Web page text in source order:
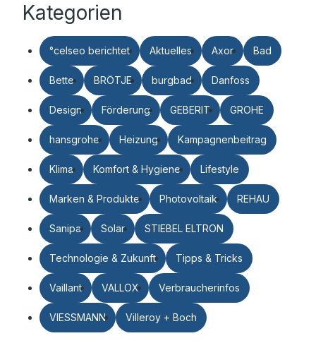
Kategorien
°celseo berichtet Aktuelles Axor Bad
Bette BRÖTJE burgbad Danfoss
Design Förderung GEBERIT GROHE
hansgrohe Heizung Kampagnenbeitrag
Klima Komfort & Hygiene Lifestyle
Marken & Produkte Photovoltaik REHAU
Sanipa Solar STIEBEL ELTRON
Technologie & Zukunft Tipps & Tricks
Vaillant VALLOX Verbraucherinfos
VIESSMANN Villeroy + Boch